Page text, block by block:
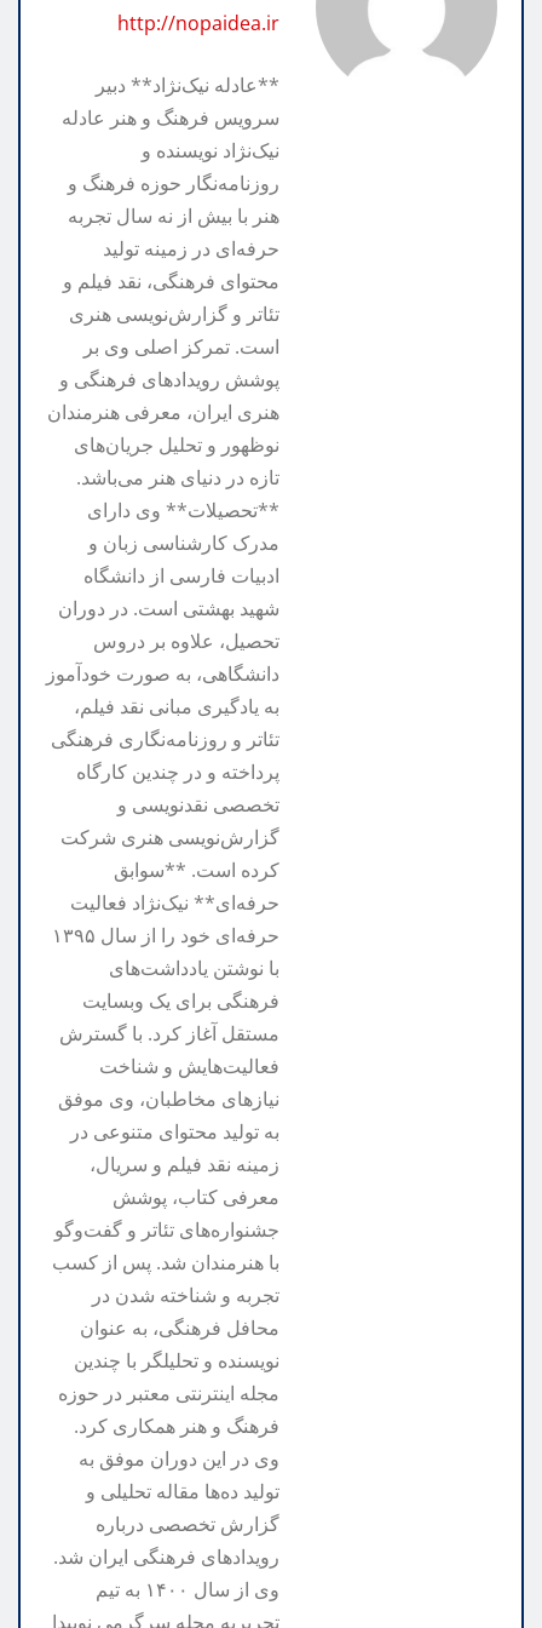
http://nopaidea.ir
**عادله نیک‌نژاد** دبیر
سرویس فرهنگ و هنر عادله
نیک‌نژاد نویسنده و
روزنامه‌نگار حوزه فرهنگ و
هنر با بیش از نه سال تجربه
حرفه‌ای در زمینه تولید
محتوای فرهنگی، نقد فیلم و
تئاتر و گزارش‌نویسی هنری
است. تمرکز اصلی وی بر
پوشش رویدادهای فرهنگی و
هنری ایران، معرفی هنرمندان
نوظهور و تحلیل جریان‌های
تازه در دنیای هنر می‌باشد.
**تحصیلات** وی دارای
مدرک کارشناسی زبان و
ادبیات فارسی از دانشگاه
شهید بهشتی است. در دوران
تحصیل، علاوه بر دروس
دانشگاهی، به صورت خودآموز
به یادگیری مبانی نقد فیلم،
تئاتر و روزنامه‌نگاری فرهنگی
پرداخته و در چندین کارگاه
تخصصی نقدنویسی و
گزارش‌نویسی هنری شرکت
کرده است. **سوابق
حرفه‌ای** نیک‌نژاد فعالیت
حرفه‌ای خود را از سال ۱۳۹۵
با نوشتن یادداشت‌های
فرهنگی برای یک وبسایت
مستقل آغاز کرد. با گسترش
فعالیت‌هایش و شناخت
نیازهای مخاطبان، وی موفق
به تولید محتوای متنوعی در
زمینه نقد فیلم و سریال،
معرفی کتاب، پوشش
جشنواره‌های تئاتر و گفت‌وگو
با هنرمندان شد. پس از کسب
تجربه و شناخته شدن در
محافل فرهنگی، به عنوان
نویسنده و تحلیلگر با چندین
مجله اینترنتی معتبر در حوزه
فرهنگ و هنر همکاری کرد.
وی در این دوران موفق به
تولید ده‌ها مقاله تحلیلی و
گزارش تخصصی درباره
رویدادهای فرهنگی ایران شد.
وی از سال ۱۴۰۰ به تیم
تحریریه مجله سرگرمی نوپیدا